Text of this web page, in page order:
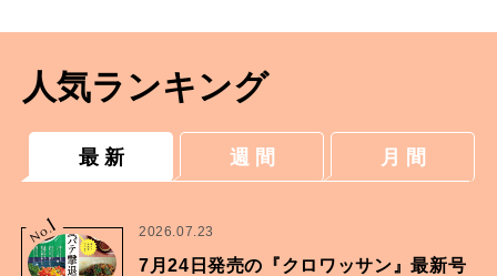
人気ランキング
最 新 週 間 月 間
No.
1 2026.07.23
7月24日発売の『クロワッサン』最新号